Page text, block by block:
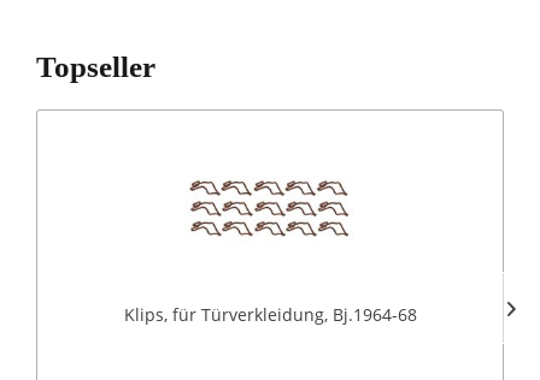
Topseller
Klips, für Türverkleidung, Bj.1964-68